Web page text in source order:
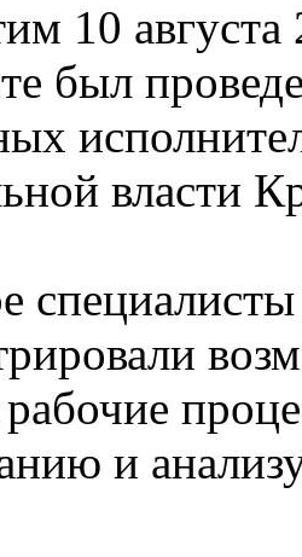
10
был
власти
и